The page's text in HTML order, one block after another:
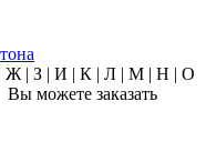
| Ж | З | И | К | Л | М | Н | О
можете заказать